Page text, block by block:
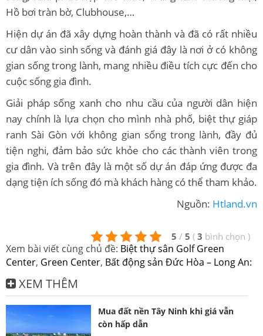
Hồ bơi tràn bờ, Clubhouse,…
Hiện dự án đã xây dựng hoàn thành và đã có rất nhiều
cư dân vào sinh sống và đánh giá đây là nơi ở có không
gian sống trong lành, mang nhiều điều tích cực đến cho
cuộc sống gia đình.
Giải pháp sống xanh cho nhu cầu của người dân hiện
nay chính là lựa chọn cho mình nhà phố, biệt thự giáp
ranh Sài Gòn với không gian sống trong lành, đầy đủ
tiện nghi, đảm bảo sức khỏe cho các thành viên trong
gia đình. Và trên đây là một số dự án đáp ứng được đa
dạng tiện ích sống đó mà khách hàng có thể tham khảo.
Nguồn: Htland.vn
5 / 5 ( 3 bình chọn )
Xem bài viết cùng chủ đề: Biệt thự sân Golf Green
Center, Green Center, Bất động sản Đức Hòa – Long An:
XEM THÊM
Mua đất nền Tây Ninh khi giá vẫn
còn hấp dẫn